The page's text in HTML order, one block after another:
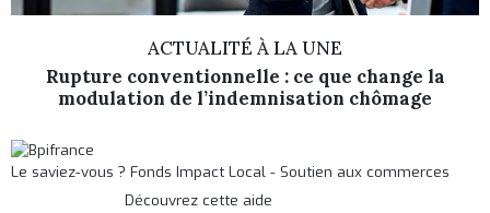
ACTUALITÉ À LA UNE
Rupture conventionnelle : ce que change la
modulation de l’indemnisation chômage
Le saviez-vous ?Fonds Impact Local - Soutien aux commerces
Découvrez cette aide